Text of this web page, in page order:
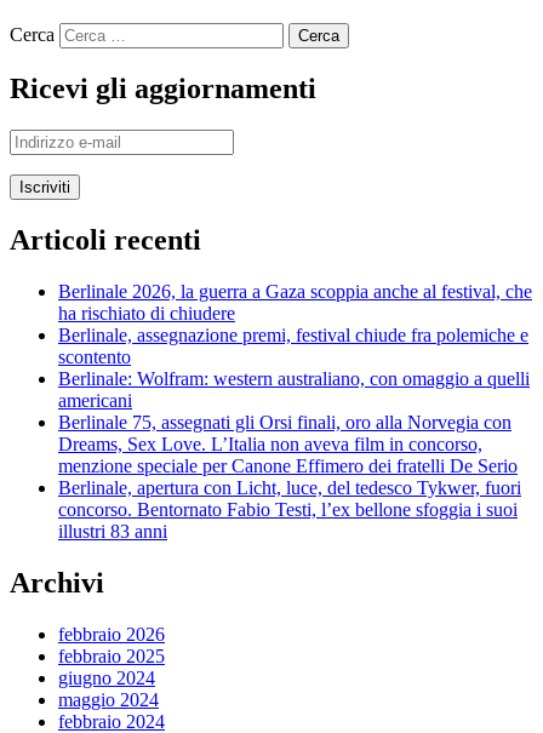
Cerca
Ricevi gli aggiornamenti
Indirizzo
e-
mail
Articoli recenti
Berlinale 2026, la guerra a Gaza scoppia anche al festival, che
ha rischiato di chiudere
Berlinale, assegnazione premi, festival chiude fra polemiche e
scontento
Berlinale: Wolfram: western australiano, con omaggio a quelli
americani
Berlinale 75, assegnati gli Orsi finali, oro alla Norvegia con
Dreams, Sex Love. L’Italia non aveva film in concorso,
menzione speciale per Canone Effimero dei fratelli De Serio
Berlinale, apertura con Licht, luce, del tedesco Tykwer, fuori
concorso. Bentornato Fabio Testi, l’ex bellone sfoggia i suoi
illustri 83 anni
Archivi
febbraio 2026
febbraio 2025
giugno 2024
maggio 2024
febbraio 2024